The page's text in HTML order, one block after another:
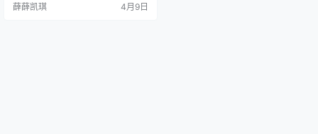
思是一套带强烈个人偏好的工具
薛薛凯琪 4月9日